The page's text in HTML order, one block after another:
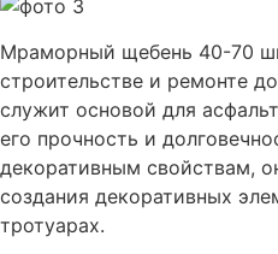
Мраморный щебень 40-70
строительстве и ремонте
служит основой для
его прочность и
декоративным свойствам,
создания декоративных
тротуарах.